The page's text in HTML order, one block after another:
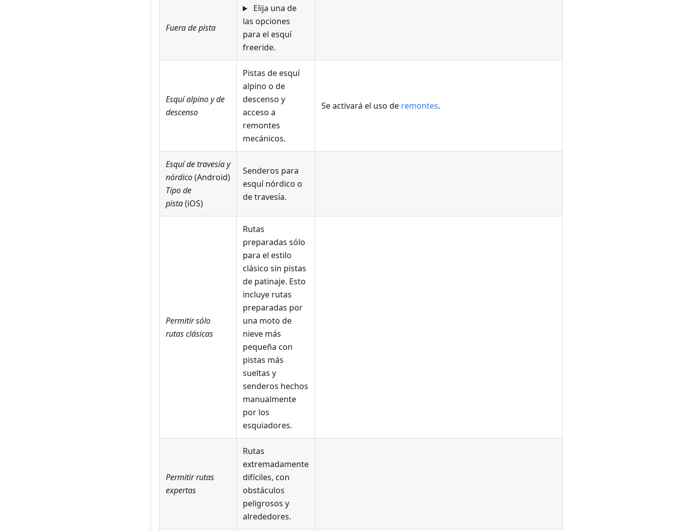
Fuera de pista
Elija una de
las opciones
para el esquí
freeride.
Esquí alpino y de
descenso
Pistas de esquí
alpino o de
descenso y
acceso a
remontes
mecánicos.
Se activará el uso de remontes.
Esquí de travesía y
nórdico(Android)
Tipo de
pista(iOS)
Senderos para
esquí nórdico o
de travesía.
Permitir sólo
rutas clásicas
Rutas
preparadas sólo
para el estilo
clásico sin pistas
de patinaje. Esto
incluye rutas
preparadas por
una moto de
nieve más
pequeña con
pistas más
sueltas y
senderos hechos
manualmente
por los
esquiadores.
Permitir rutas
expertas
Rutas
extremadamente
difíciles, con
obstáculos
peligrosos y
alrededores.